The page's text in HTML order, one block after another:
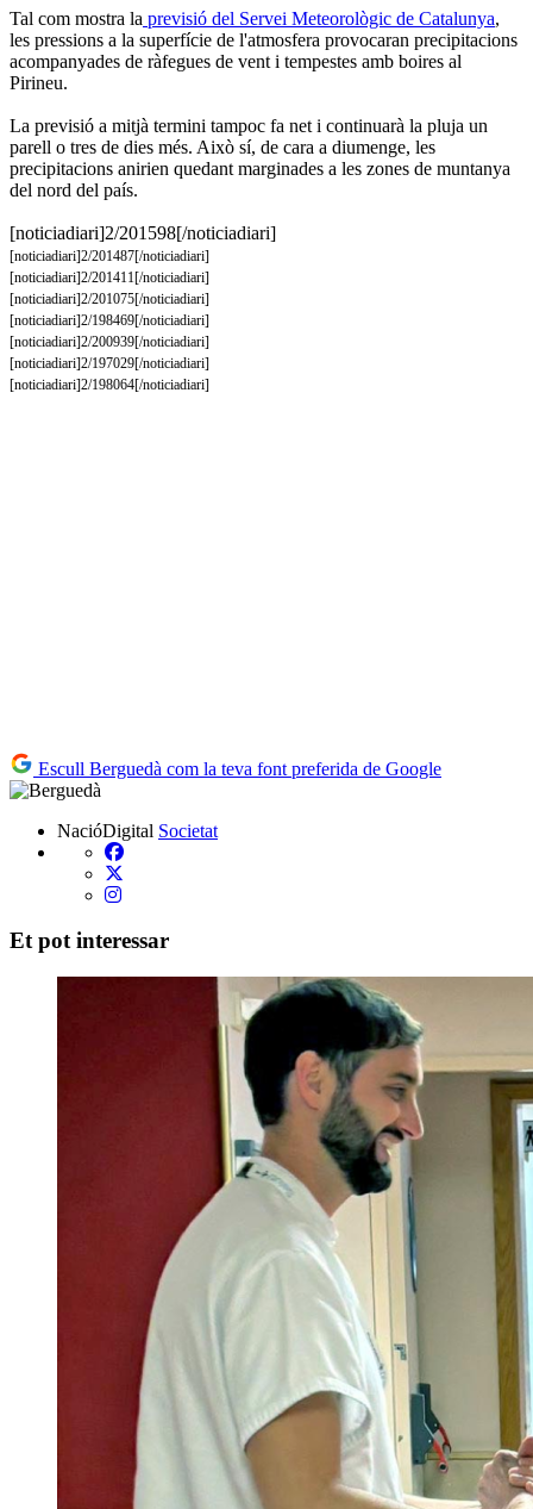
Tal com mostra la previsió del Servei Meteorològic de Catalunya,
les pressions a la superfície de l'atmosfera provocaran precipitacions
acompanyades de ràfegues de vent i tempestes amb boires al
Pirineu.
La previsió a mitjà termini tampoc fa net i continuarà la pluja un
parell o tres de dies més. Això sí, de cara a diumenge, les
precipitacions anirien quedant marginades a les zones de muntanya
del nord del país.
[noticiadiari]2/201598[/noticiadiari]
[noticiadiari]2/201487[/noticiadiari]
[noticiadiari]2/201411[/noticiadiari]
[noticiadiari]2/201075[/noticiadiari]
[noticiadiari]2/198469[/noticiadiari]
​[noticiadiari]2/200939[/noticiadiari]
[noticiadiari]2/197029[/noticiadiari]
[noticiadiari]2/198064[/noticiadiari]
Escull Berguedà com la teva font preferida de Google
NacióDigital Societat
Et pot interessar